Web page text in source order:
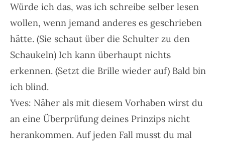
Würde ich das, was ich schreibe selber lesen
wollen, wenn jemand anderes es geschrieben
hätte. (Sie schaut über die Schulter zu den
Schaukeln) Ich kann überhaupt nichts
erkennen. (Setzt die Brille wieder auf) Bald bin
ich blind.
Yves: Näher als mit diesem Vorhaben wirst du
an eine Überprüfung deines Prinzips nicht
herankommen. Auf jeden Fall musst du mal